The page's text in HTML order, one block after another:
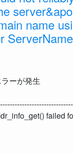
name
ServerName
ーが発生
failed